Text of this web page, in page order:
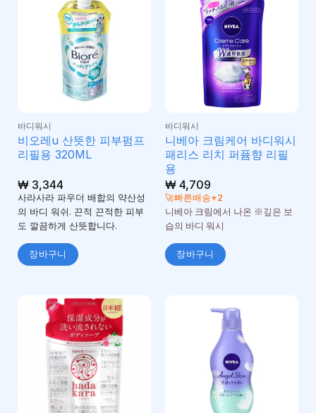
바디워시
비오레u 산뜻한 피부펌프
리필용 320ML
₩3,344
사라사라 파우더 배합의 약산성
의 바디 워쉬. 끈적 끈적한 피부
도 깔끔하게 산뜻합니다.
장바구니
바디워시
니베아 크림케어 바디워시
패리스 리치 퍼퓸향 리필
용
₩4,709
🚀빠른배송+2
니베아 크림에서 나온 ※깊은 보
습의 바디 워시
장바구니